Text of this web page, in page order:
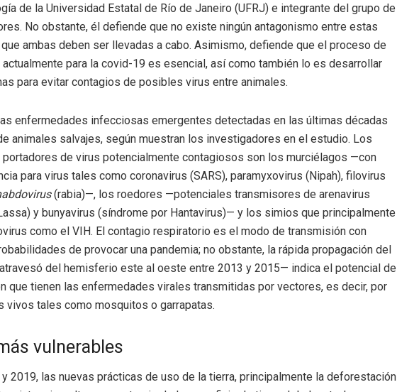
de la Universidad Estatal de Río de Janeiro (UFRJ) e integrante del grupo de
No obstante, él defiende que no existe ningún antagonismo entre estas
ambas deben ser llevadas a cabo. Asimismo, defiende que el proceso de
actualmente para la covid-19 es esencial, así como también lo es desarrollar
para evitar contagios de posibles virus entre animales.
enfermedades infecciosas emergentes detectadas en las últimas décadas
animales salvajes, según muestran los investigadores en el estudio. Los
de virus potencialmente contagiosos son los murciélagos —con
para virus tales como coronavirus (SARS), paramyxovirus (Nipah), filovirus
(rabia)—, los roedores —potenciales transmisores de arenavirus
y bunyavirus (síndrome por Hantavirus)— y los simios que principalmente
como el VIH. El contagio respiratorio es el modo de transmisión con
de provocar una pandemia; no obstante, la rápida propagación del
del hemisferio este al oeste entre 2013 y 2015— indica el potencial de
que tienen las enfermedades virales transmitidas por vectores, es decir, por
vivos tales como mosquitos o garrapatas.
vulnerables
y 2019, las nuevas prácticas de uso de la tierra, principalmente la deforestación